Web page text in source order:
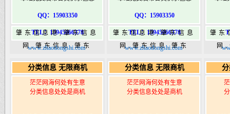
QQ：15903350
TEL：15945066378
肇东信息港,肇东信息
网,肇东信息,肇东
港|www.zhaodongshi.com
www.zhaodongshi.com
QQ：15903350
TEL：15945066378
肇东信息港,肇东信息
网,肇东信息,肇东
港|www.zhaodongshi.com
www.zhaodongshi.com
肇东
网
港
分类信息 无限商机
茫茫网海何处有生意
分类信息处处是商机
分类信息 无限商机
茫茫网海何处有生意
分类信息处处是商机